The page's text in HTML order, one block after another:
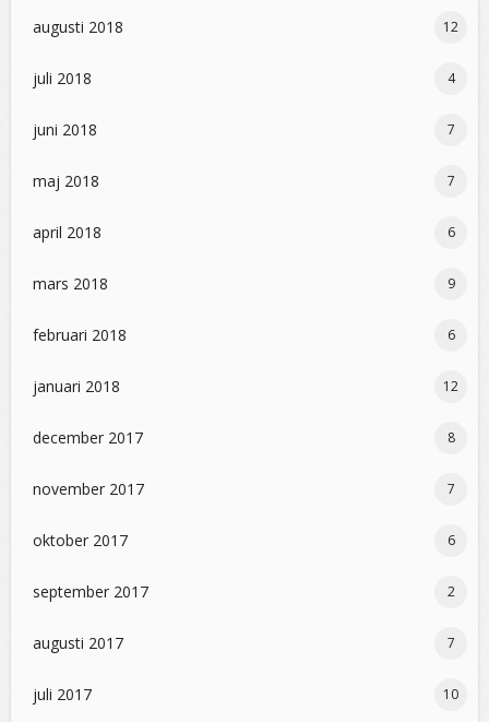
augusti 2018 12
juli 2018 4
juni 2018 7
maj 2018 7
april 2018 6
mars 2018 9
februari 2018 6
januari 2018 12
december 2017 8
november 2017 7
oktober 2017 6
september 2017 2
augusti 2017 7
juli 2017 10